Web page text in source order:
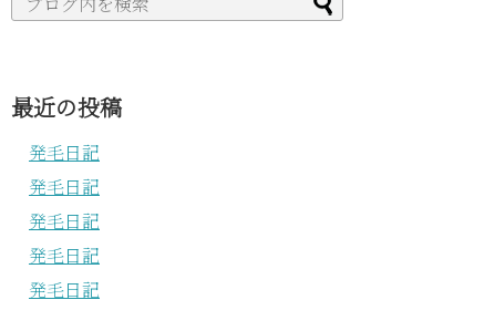
最近の投稿
発毛日記
発毛日記
発毛日記
発毛日記
発毛日記